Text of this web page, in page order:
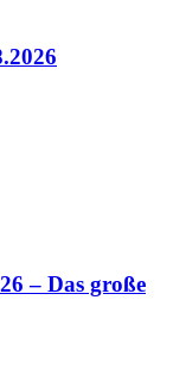
– Das große